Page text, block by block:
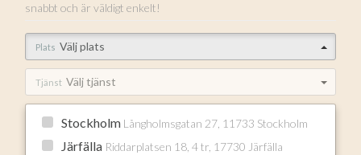
snabbt och är väldigt enkelt!
Plats Välj plats
Tjänst Välj tjänst
Stockholm Långholmsgatan 27, 11733 Stockholm
Järfälla Riddarplatsen 18, 4 tr, 17730 Järfälla